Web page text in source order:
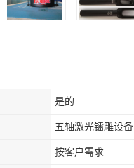
是的
五轴激光镭雕设备
按客户需求